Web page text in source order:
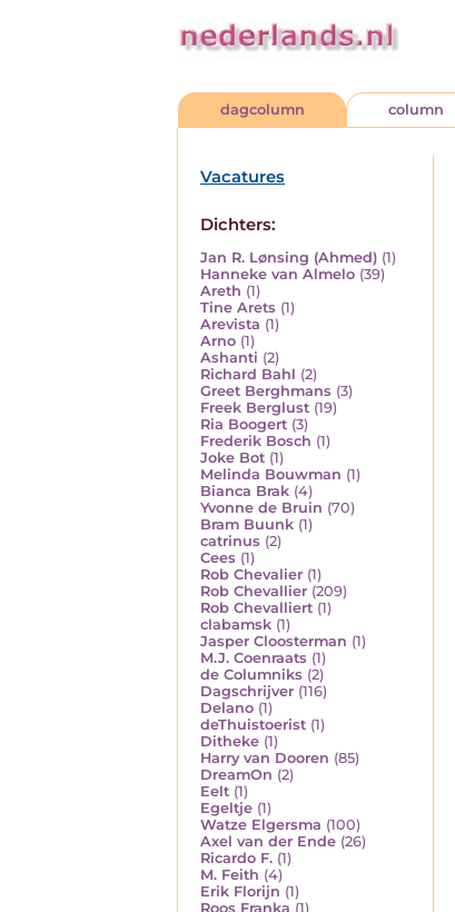
dagcolumn column
Vacatures
Dichters:
Jan R. Lønsing (Ahmed) (1)
Hanneke van Almelo (39)
Areth (1)
Tine Arets (1)
Arevista (1)
Arno (1)
Ashanti (2)
Richard Bahl (2)
Greet Berghmans (3)
Freek Berglust (19)
Ria Boogert (3)
Frederik Bosch (1)
Joke Bot (1)
Melinda Bouwman (1)
Bianca Brak (4)
Yvonne de Bruin (70)
Bram Buunk (1)
catrinus (2)
Cees (1)
Rob Chevalier (1)
Rob Chevallier (209)
Rob Chevalliert (1)
clabamsk (1)
Jasper Cloosterman (1)
M.J. Coenraats (1)
de Columniks (2)
Dagschrijver (116)
Delano (1)
deThuistoerist (1)
Ditheke (1)
Harry van Dooren (85)
DreamOn (2)
Eelt (1)
Egeltje (1)
Watze Elgersma (100)
Axel van der Ende (26)
Ricardo F. (1)
M. Feith (4)
Erik Florijn (1)
Roos Franka (1)